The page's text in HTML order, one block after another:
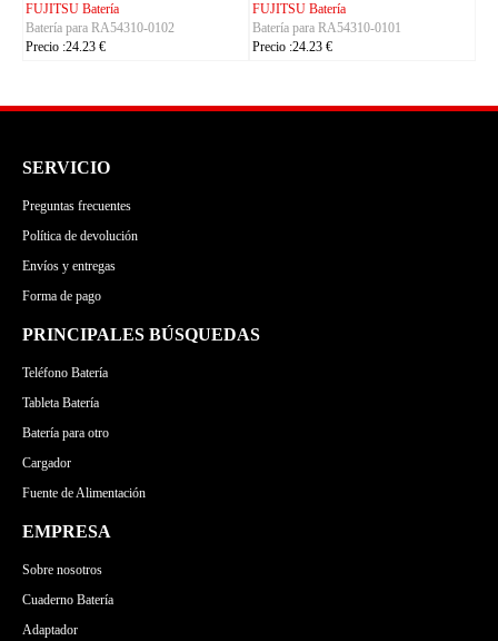
KYOCERA Batería
Batería para 5AAXBT155
Precio :24.23 €
ACE Batería
Batería para BAS022
Precio :24.23 €
SERVICIO
Preguntas frecuentes
Política de devolución
Envíos y entregas
Forma de pago
PRINCIPALES BÚSQUEDAS
Teléfono Batería
Tableta Batería
Batería para otro
Cargador
Fuente de Alimentación
EMPRESA
Sobre nosotros
Cuaderno Batería
Adaptador